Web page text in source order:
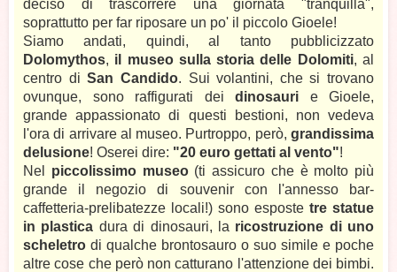
deciso di trascorrere una giornata "tranquilla",
soprattutto per far riposare un po' il piccolo Gioele!
Siamo andati, quindi, al tanto pubblicizzato
Dolomythos, il museo sulla storia delle Dolomiti, al
centro diSan Candido. Sui volantini, che si trovano
ovunque, sono raffigurati dei dinosauri e Gioele,
grande appassionato di questi bestioni, non vedeva
l'ora di arrivare al museo. Purtroppo, però, grandissima
delusione! Oserei dire: "20 euro gettati al vento"!
Nel piccolissimo museo(ti assicuro che è molto più
grande il negozio di souvenir con l'annesso bar-
caffetteria-prelibatezze locali!) sono esposte tre statue
in plastica dura di dinosauri, la ricostruzione di uno
scheletro di qualche brontosauro o suo simile e poche
altre cose che però non catturano l'attenzione dei bimbi.